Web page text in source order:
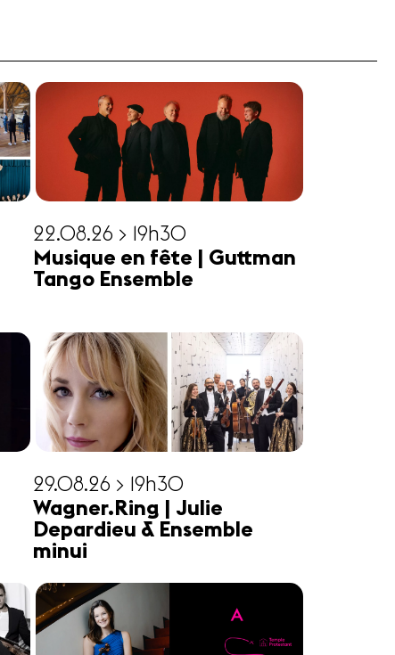
22.08.26 > 19h30
Musique en fête | Guttman
Tango Ensemble
29.08.26 > 19h30
Wagner.Ring | Julie
Depardieu & Ensemble
minui